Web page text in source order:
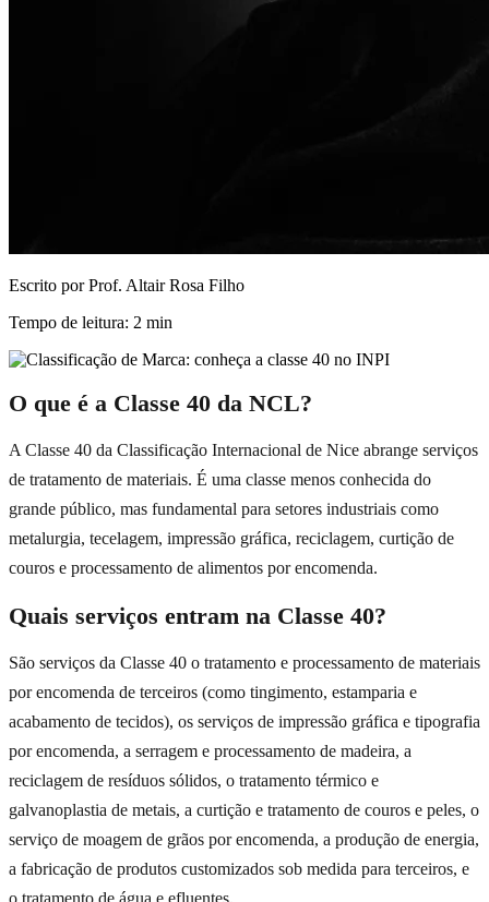
Escrito porProf. Altair Rosa Filho
Tempo de leitura: 2 min
O que é a Classe 40 da NCL?
A Classe 40 da Classificação Internacional de Nice abrange serviços
de tratamento de materiais. É uma classe menos conhecida do
grande público, mas fundamental para setores industriais como
metalurgia, tecelagem, impressão gráfica, reciclagem, curtição de
couros e processamento de alimentos por encomenda.
Quais serviços entram na Classe 40?
São serviços da Classe 40 o tratamento e processamento de materiais
por encomenda de terceiros (como tingimento, estamparia e
acabamento de tecidos), os serviços de impressão gráfica e tipografia
por encomenda, a serragem e processamento de madeira, a
reciclagem de resíduos sólidos, o tratamento térmico e
galvanoplastia de metais, a curtição e tratamento de couros e peles, o
serviço de moagem de grãos por encomenda, a produção de energia,
a fabricação de produtos customizados sob medida para terceiros, e